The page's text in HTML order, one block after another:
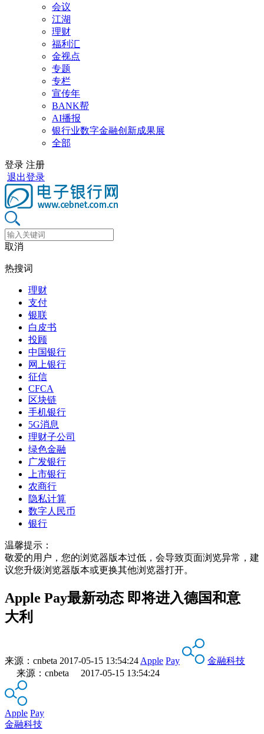
会议
江湖
理财
福利汇
金视点
专题
专栏
宣传年
BANK帮
AI播报
银行业数字金融创新成果展
全部
登录 注册
退出登录
取消
热搜词
理财
支付
银联
白皮书
投顾
中国银行
网上银行
征信
CFCA
区块链
手机银行
5G消息
理财子公司
绿色金融
广发银行
上市银行
农商行
隐私计算
数字人民币
银行
温馨提示：
敬爱的用户，您的浏览器版本过低，会导致页面浏览异常，建
议您升级浏览器版本或更换其他浏览器打开。
Apple Pay最新动态 即将进入德国和意
大利
来源： cnbeta 2017-05-15 13:54:24 Apple Pay
金融科技
来源：cnbeta 2017-05-15 13:54:24
Apple Pay
金融科技